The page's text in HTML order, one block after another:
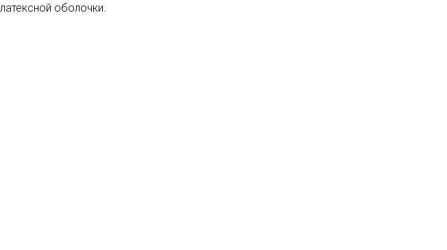
латексной оболочки.